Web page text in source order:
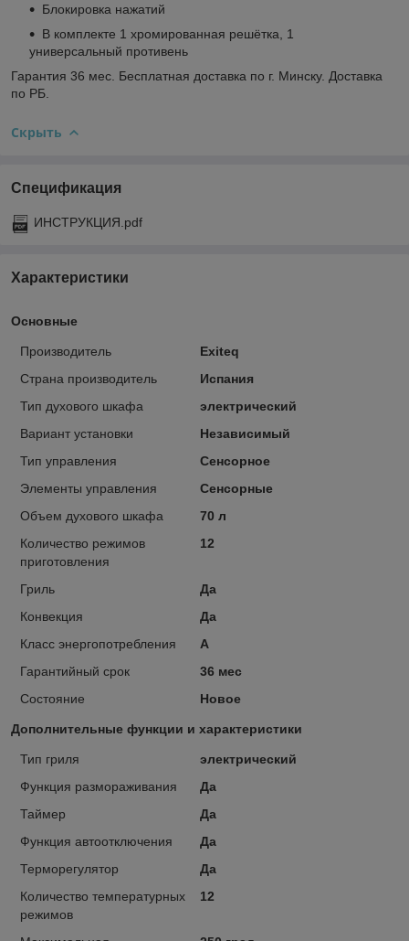
Блокировка нажатий
В комплекте 1 хромированная решётка, 1
универсальный противень
Гарантия 36 мес. Бесплатная доставка по г. Минску. Доставка
по РБ.
Скрыть
Спецификация
ИНСТРУКЦИЯ.pdf
Характеристики
Основные
Производитель
Exiteq
Страна производитель
Испания
Тип духового шкафа
электрический
Вариант установки
Независимый
Тип управления
Сенсорное
Элементы управления
Сенсорные
Объем духового шкафа
70 л
Количество режимов
приготовления
12
Гриль
Да
Конвекция
Да
Класс энергопотребления
A
Гарантийный срок
36 мес
Состояние
Новое
Дополнительные функции и характеристики
Тип гриля
электрический
Функция размораживания
Да
Таймер
Да
Функция автоотключения
Да
Терморегулятор
Да
Количество температурных
режимов
12